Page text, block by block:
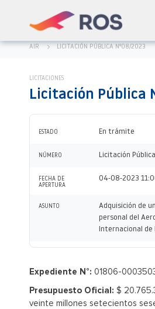
AIR LICITACIÓN PÚBLICA Nº08/2023
LICITACIONES
Licitación Pública
ESTADO En trámite
NÚMERO Licitación
FECHA DE
APERTURA
04-08-2023
ASUNTO
Adquisición de
personal del
Internacional de
Expediente N°: 01806-
Presupuesto Oficial: $
veinte millones setecientos